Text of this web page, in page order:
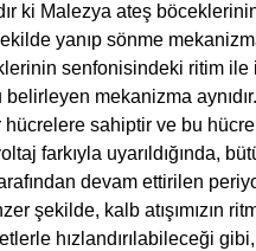
ki Malezya ateş
yanıp sönme
senfonisindeki ritim
mekanizma
hücrelere sahiptir ve bu
farkıyla uyarıldığında,
devam ettirilen
şekilde, kalb atışımızın
hızlandırılabileceği